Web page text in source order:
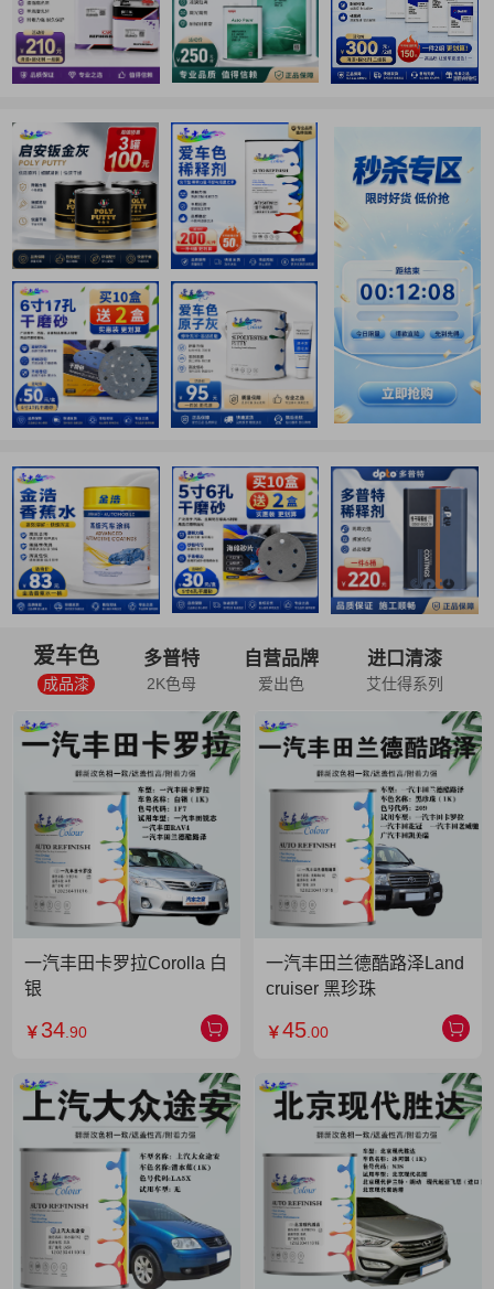
爱车色
成品漆
多普特
2K色母
自营品牌
爱出色
进口清漆
艾仕得系列
一汽丰田卡罗拉Corolla 白
银
￥ 34 .90
一汽丰田兰德酷路泽Land
cruiser 黑珍珠
￥45 .00